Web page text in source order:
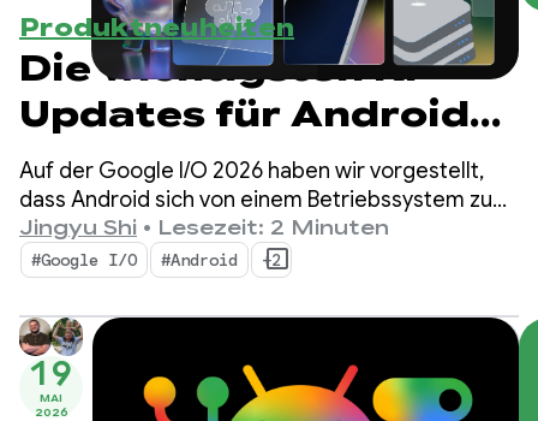
Produktneuheiten
Die wichtigsten KI-
Updates für Android
zum Entwickeln
intelligenter
Funktionen von der
Auf der Google I/O 2026 haben wir vorgestellt,
dass Android sich von einem Betriebssystem zu
einem intelligenten System entwickelt. Außerdem
haben wir gezeigt, wie Sie intelligente Funktionen
nativ mit dem System entwickeln und die
Leistungsfähigkeit der KI von Google in Ihre Apps
einbinden können.
Jingyu Shi • Lesezeit: 2 Minuten
#Google I/O #Android +2
19
MAI
2026